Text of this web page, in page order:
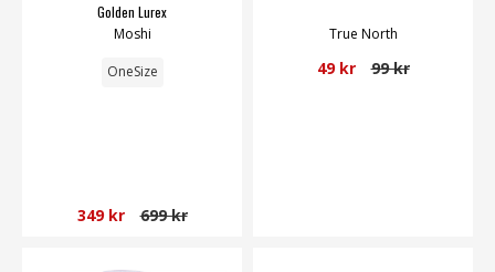
Golden Lurex
Moshi
OneSize
349 kr 699 kr
True North
49 kr 99 kr